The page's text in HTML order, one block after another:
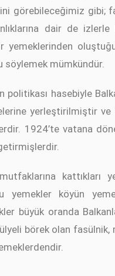
görebileceğimiz gibi;
dair de izlerle
söylemek mümkündür.
politikası hasebiyle
yerleştirilmiştir
1924’te vatana
kattıkları
yemekler köyün
büyük oranda
börek olan fasülnik,